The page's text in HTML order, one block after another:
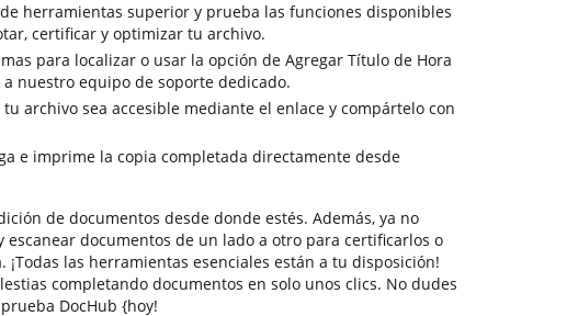
herramientas superior y prueba las funciones disponibles
certificar y optimizar tu archivo.
para localizar o usar la opción de Agregar Título de Hora
a nuestro equipo de soporte dedicado.
archivo sea accesible mediante el enlace y compártelo con
e imprime la copia completada directamente desde
de documentos desde donde estés. Además, ya no
escanear documentos de un lado a otro para certificarlos o
¡Todas las herramientas esenciales están a tu disposición!
completando documentos en solo unos clics. No dudes
DocHub {hoy!